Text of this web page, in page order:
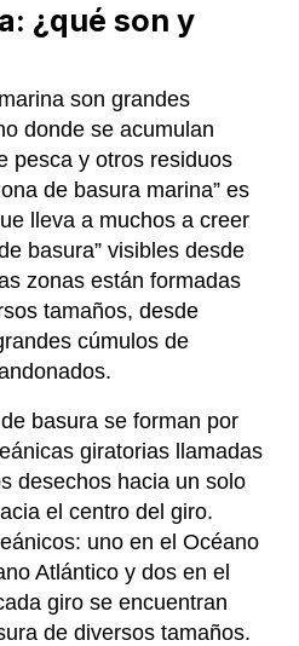
¿qué son y
son grandes
donde se acumulan
pesca y otros residuos
de basura marina” es
lleva a muchos a creer
basura” visibles desde
zonas están formadas
tamaños, desde
cúmulos de
basura se forman por
giratorias llamadas
desechos hacia un solo
el centro del giro.
uno en el Océano
Atlántico y dos en el
giro se encuentran
de diversos tamaños.